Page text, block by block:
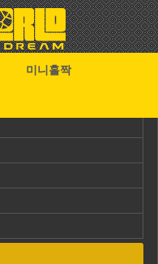
미니홀짝